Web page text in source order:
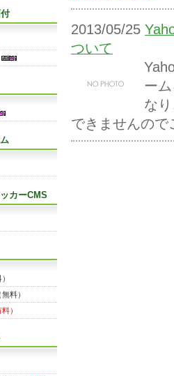
2013/05/25
ついて
ー
な
できませんの
カーCMS
料）
料）